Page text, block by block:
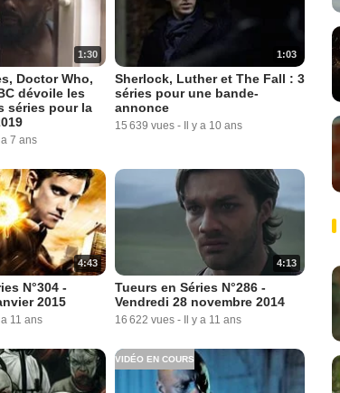
1:30
Doctor Who,
dévoile les
séries pour la
a 7 ans
1:03
Sherlock, Luther et The Fall : 3
séries pour une bande-
annonce
15 639 vues - Il y a 10 ans
4:43
N°304 -
2015
a 11 ans
4:13
Tueurs en Séries N°286 -
Vendredi 28 novembre 2014
16 622 vues - Il y a 11 ans
VIDÉO EN COURS